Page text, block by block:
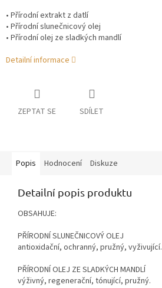
• Přírodní extrakt z datlí
• Přírodní slunečnicový olej
• Přírodní olej ze sladkých mandlí
Detailní informace
ZEPTAT SE SDÍLET
Popis Hodnocení Diskuze
Detailní popis produktu
OBSAHUJE:
PŘÍRODNÍ SLUNEČNICOVÝ OLEJ
antioxidační, ochranný, pružný, vyživující.
PŘÍRODNÍ OLEJ ZE SLADKÝCH MANDLÍ
výživný, regenerační, tónující, pružný.